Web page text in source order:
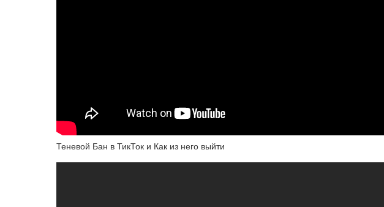
Теневой Бан в ТикТок и Как из него выйти